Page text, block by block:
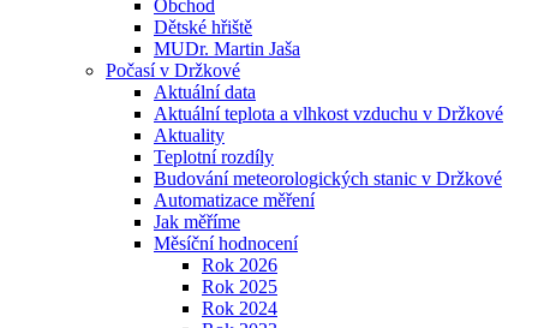
Obchod
Dětské hřiště
MUDr. Martin Jaša
Počasí v Držkové
Aktuální data
Aktuální teplota a vlhkost vzduchu v Držkové
Aktuality
Teplotní rozdíly
Budování meteorologických stanic v Držkové
Automatizace měření
Jak měříme
Měsíční hodnocení
Rok 2026
Rok 2025
Rok 2024